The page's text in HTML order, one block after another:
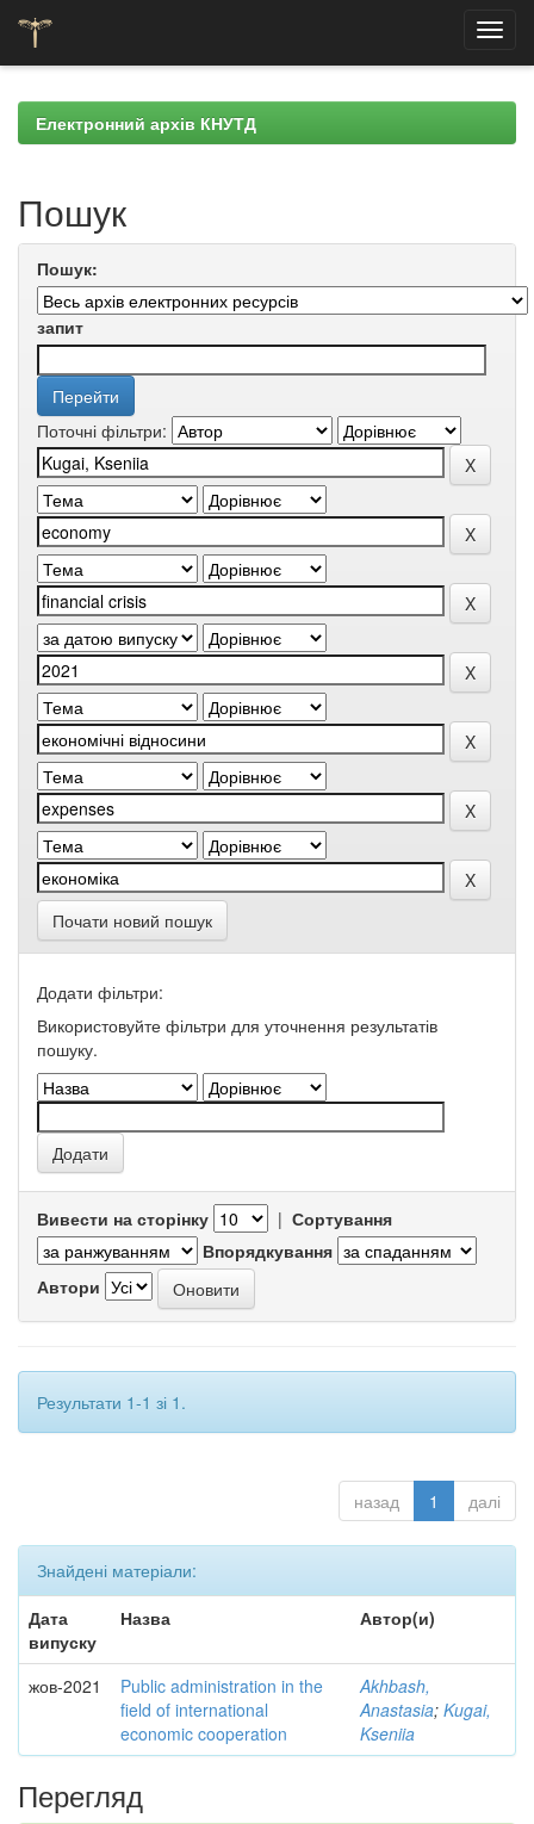
navigationЕлектронний архів КНУТД
Пошук
Пошук:
запит
Поточні фільтри:
Почати новий пошук
Додати фільтри:
Використовуйте фільтри для уточнення результатів
пошуку.
Вивести на сторінку | Сортування
Впорядкування
Автори
Результати 1-1 зі 1.
назад 1 далі
Знайдені матеріали:
Дата
випуску
Назва Автор(и)
жов-2021
Public administration in the
field of international
economic cooperation
Akhbash,
Anastasia; Kugai,
Kseniia
Перегляд